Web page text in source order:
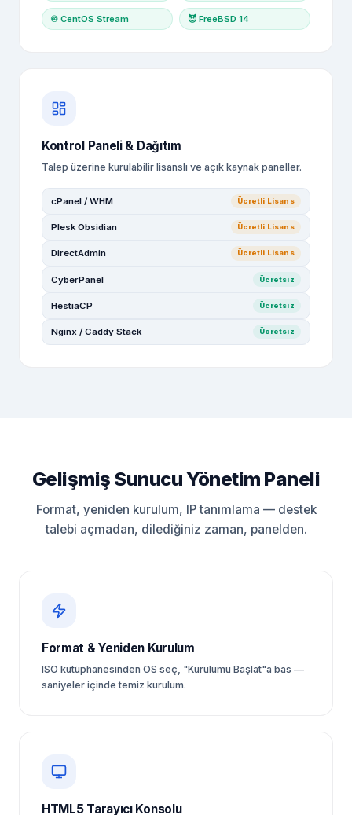
♾️ CentOS Stream 😈 FreeBSD 14
Kontrol Paneli & Dağıtım
Talep üzerine kurulabilir lisanslı ve açık kaynak paneller.
cPanel / WHM Ücretli Lisans
Plesk Obsidian Ücretli Lisans
DirectAdmin Ücretli Lisans
CyberPanel Ücretsiz
HestiaCP Ücretsiz
Nginx / Caddy Stack Ücretsiz
Gelişmiş Sunucu Yönetim Paneli
Format, yeniden kurulum, IP tanımlama — destek
talebi açmadan, dilediğiniz zaman, panelden.
Format & Yeniden Kurulum
ISO kütüphanesinden OS seç, "Kurulumu Başlat"a bas —
saniyeler içinde temiz kurulum.
HTML5 Tarayıcı Konsolu